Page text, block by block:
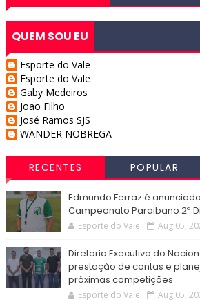
QUEM SOU EU
Esporte do Vale
Esporte do Vale
Gaby Medeiros
Joao Filho
José Ramos SJS
WANDER NOBREGA
RECENTES POPULAR
Edmundo Ferraz é
Campeonato Paraibano 2ª
Esporte do Vale Aug 05,
Diretoria Executiva do
prestação de contas e
próximas competições
Esporte do Vale Aug 05,